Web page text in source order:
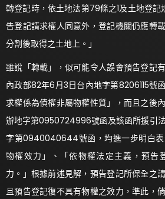
轉登記時，依土地法第79條之1及土地登
告登記請求權人同意外，登記機關仍應轉
分割後取得之土地上。」
雖說「轉載」，似可能令人誤會預告登記
內政部82年6月3日台內地字第8206115號
求權係為債權非屬物權性質」，而且之後
辦地字第0950724996號函及該函所援引
字第0940040644號函，均進一步明白
物權效力」、「依物權法定主義，預告
力。」根據前述見解，預告登記所保全之
且預告登記復不具有物權之效力，準此，